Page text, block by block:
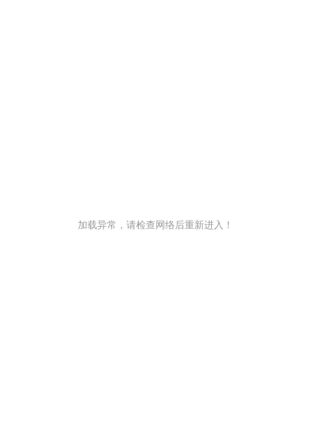
加载异常，请检查网络后重新进入！